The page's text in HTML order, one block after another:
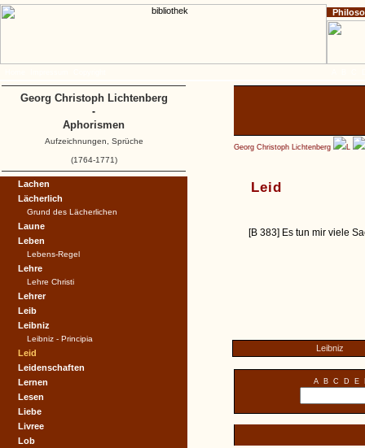
Georg Christoph Lichtenberg L
Leid
[B 383] Es tun mir viele
Leibniz
A B C D E
Lachen
Lächerlich
Grund des Lächerlichen
Laune
Leben
Lebens-Regel
Lehre
Lehre Christi
Lehrer
Leib
Leibniz
Leibniz - Principia
Leid
Leidenschaften
Lernen
Lesen
Liebe
Livree
Lob
Georg Christoph Lichtenberg
-
Aphorismen
Aufzeichnungen, Sprüche
(1764-1771)